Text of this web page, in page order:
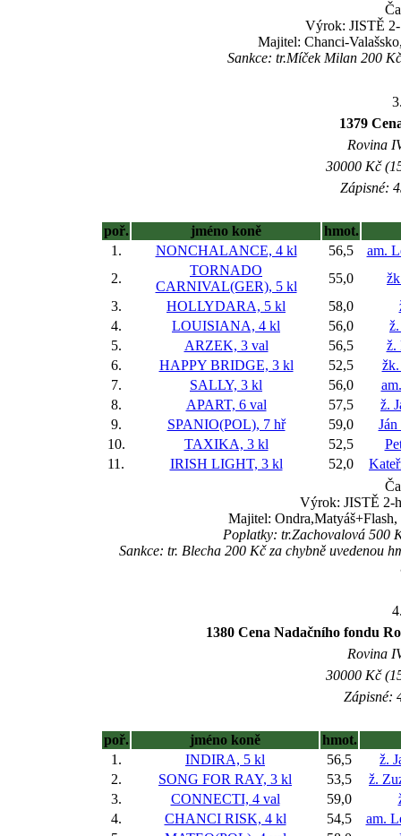
Výrok: JISTĚ
Majitel: Chanci-
Sankce: tr.Míček Milan 200
1379
Rovina
30000 Kč
Zápisné:
poř. jméno koně
hmot.
1.
NONCHALANCE, 4 kl 56,5
am.
2.
TORNADO
CARNIVAL(GER), 5 kl
55,0
3.
HOLLYDARA, 5 kl 58,0
4.
LOUISIANA, 4 kl 56,0
5.
ARZEK, 3 val 56,5
ž.
6.
HAPPY BRIDGE, 3 kl 52,5
7.
SALLY, 3 kl 56,0
8.
APART, 6 val 57,5
ž.
9.
SPANIO(POL), 7 hř 59,0
10.
TAXIKA, 3 kl 52,5
11.
IRISH LIGHT, 3 kl 52,0
Výrok: JISTĚ 2-
Majitel:
Poplatky: tr.Zachovalová 500
Sankce: tr. Blecha 200 Kč za chybně uvedenou
1380 Cena Nadačního fondu
Rovina
30000 Kč
Zápisné:
poř. jméno koně
hmot.
1.
INDIRA, 5 kl 56,5
ž.
2.
SONG FOR RAY, 3 kl 53,5
ž.
3.
CONNECTI, 4 val 59,0
4.
CHANCI RISK, 4 kl 54,5
am.